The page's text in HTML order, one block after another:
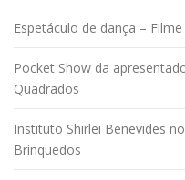
Espetáculo de dança –
Pocket Show da
Quadrados
Instituto Shirlei Benevides
Brinquedos